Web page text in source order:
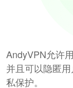
AndyVPN允许
并且可以隐匿
私保护。